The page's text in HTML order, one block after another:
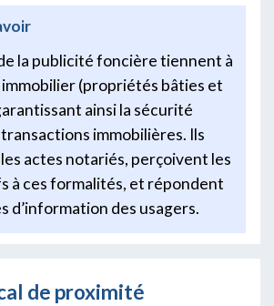
la publicité foncière tiennent à
(propriétés bâties et
ainsi la sécurité
immobilières. Ils
actes notariés, perçoivent les
à ces formalités, et répondent
d’information des usagers.
de proximité